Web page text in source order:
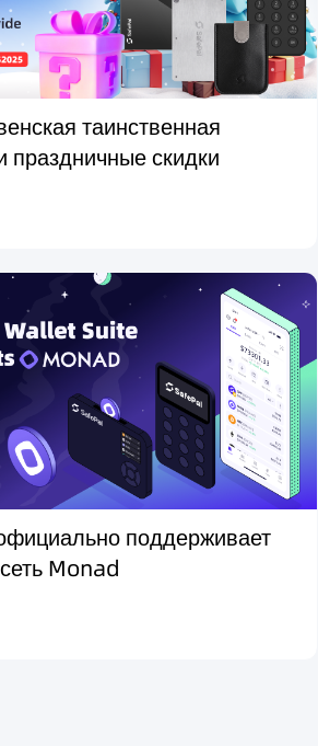
таинственная
праздничные скидки
поддерживает
Monad